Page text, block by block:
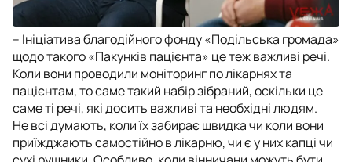
– Ініціатива благодійного фонду «Подільська громада»
щодо такого «Пакунків пацієнта» це теж важливі речі.
Коли вони проводили моніторинг по лікарнях та
пацієнтам, то саме такий набір зібраний, оскільки це
саме ті речі, які досить важливі та необхідні людям.
Не всі думають, коли їх забирає швидка чи коли вони
приїжджають самостійно в лікарню, чи є у них капці чи